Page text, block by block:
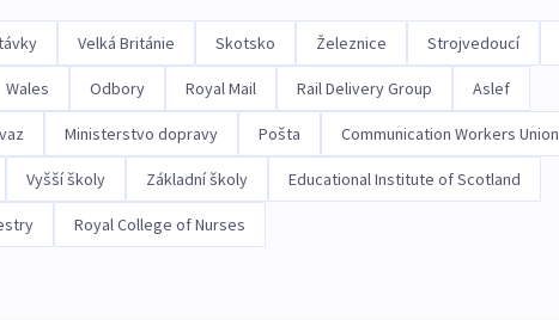
Velká Británie Skotsko Železnice Strojvedoucí
Wales Odbory Royal Mail Rail Delivery Group Aslef
Ministerstvo dopravy Pošta Communication Workers Union
Vyšší školy Základní školy Educational Institute of Scotland
Royal College of Nurses